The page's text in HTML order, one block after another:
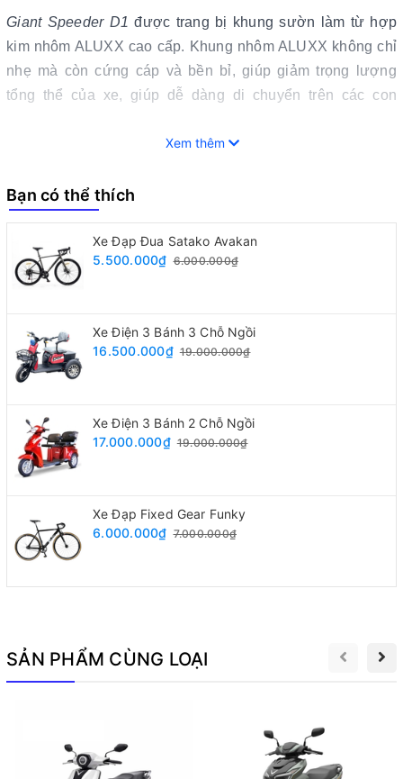
Giant Speeder D1 được trang bị khung sườn làm từ hợp
kim nhôm ALUXX cao cấp. Khung nhôm ALUXX không chỉ
nhẹ mà còn cứng cáp và bền bỉ, giúp giảm trọng lượng
tổng thể của xe, giúp dễ dàng di chuyển trên các con
an toàn khi di chuyển qua các địa hình khác nhau. Thiết kế
lái xe, giúp bạn dễ dàng kiểm soát xe dù ở tốc độ cao hay
trên những đoạn đường gồ ghề, đồng thời đem lại sự thoải
Xe đạp đua GIANT Speeder D1 được làm từ hợp kim
>> Xem thêm:
Xe Đạp Đua Java Siluro 6
Xe đạp đua GIANT Speeder D1 trang bị bộ truyền động
Shimano Claris 16 cấp
Xem thêm
Bạn có thể thích
Xe Đạp Đua Satako Avakan
5.500.000₫ 6.000.000₫
Xe Điện 3 Bánh 3 Chỗ Ngồi
16.500.000₫ 19.000.000₫
Xe Điện 3 Bánh 2 Chỗ Ngồi
17.000.000₫ 19.000.000₫
Xe Đạp Fixed Gear Funky
6.000.000₫ 7.000.000₫
SẢN PHẨM CÙNG LOẠI